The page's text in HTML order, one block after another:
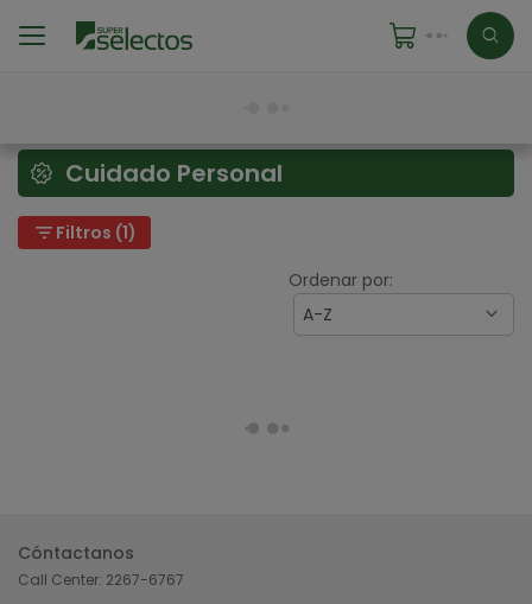
Cuidado Personal
filter_list Filtros (1)
Ordenar por:
A-Z
Cóntactanos
Call Center: 2267-6767